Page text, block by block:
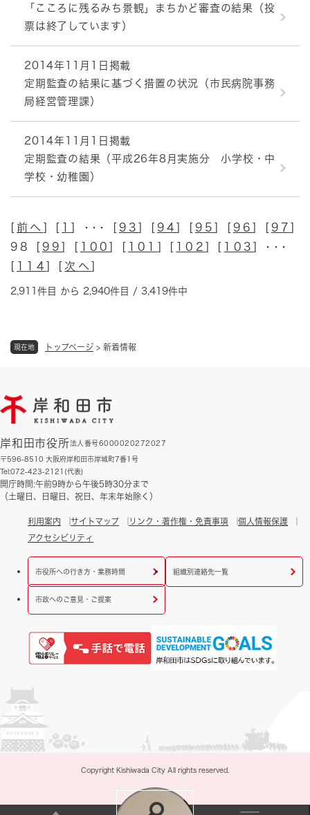
現在地 トップページ > 新着情報
「こころに残るみち景観」まちかど審査の結果（投
票は終了しています）
2014年11月1日掲載
定期監査の結果に基づく措置の状況（市民病院事務
局経営管理課）
2014年11月1日掲載
定期監査の結果（平成26年8月実施分 小学校・中
学校・幼稚園）
前へ 1 ] ･･･ [ 93 94 95 96 97
98 [ 99 100 101 102 103
] ･･･
114 次へ
2,911件目 から 2,940件目 / 3,419件中
岸和田市役所法人番号6000020272027
〒596-8510 大阪府岸和田市岸城町7番1号
Tel:072-423-2121(代表)
開庁時間:午前9時から午後5時30分まで
（土曜日、日曜日、祝日、年末年始除く）
利用案内 サイトマップ リンク・著作権・免責事項
個人情報保護
アクセシビリティ
市役所への行き方・業務時間 組織別連絡先一覧
市政へのご意見・ご提案
Copyright Kishiwada City All rights reserved.